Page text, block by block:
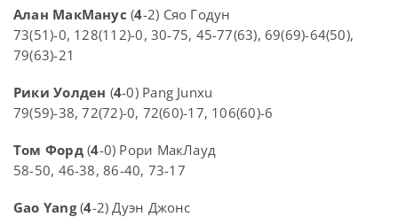
Алан МакМанус (4-2) Сяо Годун
73(51)-0, 128(112)-0, 30-75, 45-77(63), 69(69)-64(50),
79(63)-21
Рики Уолден (4-0) Pang Junxu
79(59)-38, 72(72)-0, 72(60)-17, 106(60)-6
Том Форд(4-0) Рори МакЛауд
58-50, 46-38, 86-40, 73-17
Gao Yang(4-2) Дуэн Джонс